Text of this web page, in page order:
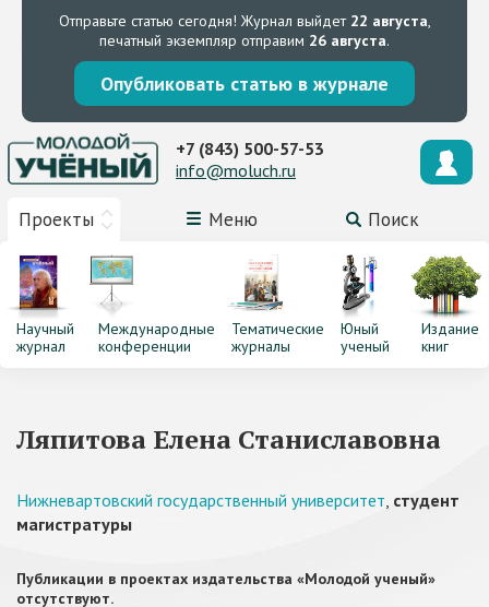
Отправьте статью сегодня! Журнал выйдет 22 августа,
печатный экземпляр отправим 26 августа.
Опубликовать статью в журнале
Проекты Меню Поиск
+7 (843) 500-57-53
info@moluch.ru
Научный
журнал
Международные
конференции
Тематические
журналы
Юный
ученый
Издание
книг
Ляпитова Елена Станиславовна
Нижневартовский государственный университет, студент
магистратуры
Публикации в проектах издательства «Молодой ученый»
отсутствуют.